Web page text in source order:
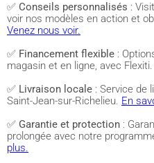
✅ Conseils personnalisés :
voir nos modèles en action et
Venez nous voir.
✅ Financement flexible :
magasin et en ligne, avec Flexiti.
✅ Livraison locale : Service de
Saint-Jean-sur-Richelieu. En
✅ Garantie et protection :
prolongée avec notre
plus.